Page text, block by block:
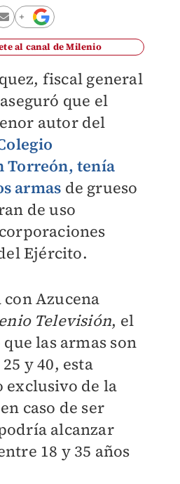
al canal de Milenio
fiscal general
que el
autor del
Torreón, tenía
armas de grueso
de uso
Ejército.
Azucena
Televisión, el
las armas son
y 40, esta
exclusivo de la
caso de ser
alcanzar
18 y 35 años